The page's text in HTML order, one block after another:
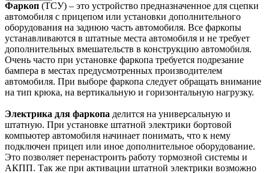
Фаркоп (ТСУ) – это устройство предназначенное для сцепки
автомобиля с прицепом или установки дополнительного
оборудования на заднюю часть автомобиля. Все фаркопы
устанавливаются в штатные места автомобиля и не требует
дополнительных вмешательств в конструкцию автомобиля.
Очень часто при установке фаркопа требуется подрезание
бампера в местах предусмотренных производителем
автомобиля. При выборе фаркопа следует обращать внимание
на тип крюка, на вертикальную и горизонтальную нагрузку.
Электрика для фаркопа делится на универсальную и
штатную. При установке штатной электрики бортовой
компьютер автомобиля начинает понимать, что к нему
подключен прицеп или иное дополнительное оборудование.
Это позволяет перенастроить работу тормозной системы и
АКПП. Так же при активации штатной электрики возможно